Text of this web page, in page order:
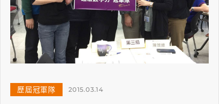
歷屆冠軍隊 2015.03.14